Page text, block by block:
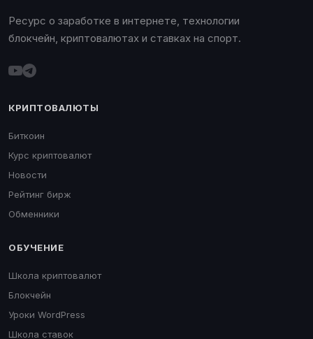
Ресурс о заработке в интернете, технологии
блокчейн, криптовалютах и ставках на спорт.
КРИПТОВАЛЮТЫ
Биткоин
Курс криптовалют
Новости
Рейтинг бирж
Обменники
ОБУЧЕНИЕ
Школа криптовалют
Блокчейн
Уроки WordPress
Школа ставок